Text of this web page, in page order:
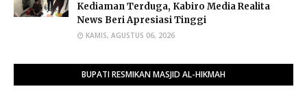
Kediaman Terduga, Kabiro Media Realita
News Beri Apresiasi Tinggi
KAMIS, AGUSTUS 06, 2026
BUPATI RESMIKAN MASJID AL-HIKMAH